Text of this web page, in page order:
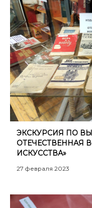
ЭКСКУРСИЯ ПО
ОТЕЧЕСТВЕННАЯ
ИСКУССТВА»
27 февраля 2023